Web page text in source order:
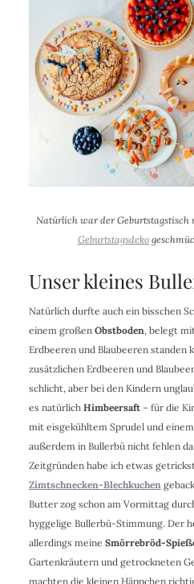
Natürlich war der Geburtstagstisch
Geburtstagsdeko
Unser kleines
Natürlich durfte auch ein bisschen
einem großen Obstboden, belegt
Erdbeeren und Blaubeeren standen
zusätzlichen Erdbeeren und
schlicht, aber bei den Kindern
es natürlich Himbeersaft– für die
mit eisgekühltem Sprudel und
außerdem in Bullerbü nicht fehlen
Zeitgründen habe ich etwas
Zimtschnecken-Blechkuchen
Butter zog schon am Vormittag
hyggelige Bullerbü-Stimmung. Der
allerdings meine Smörrebröd-
Gartenkräutern und getrockneten
machten die kleinen Häppchen